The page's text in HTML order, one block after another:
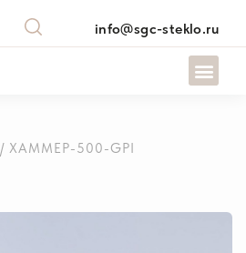
info@sgc-steklo.ru
/ ХАММЕР-500-GPI